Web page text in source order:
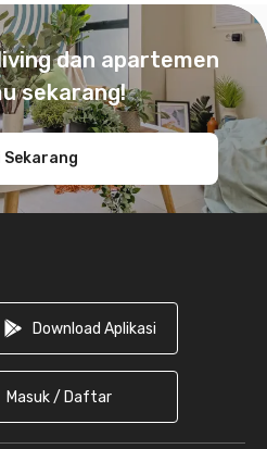
dan apartemen
sekarang!
Sekarang
Download Aplikasi
Masuk / Daftar